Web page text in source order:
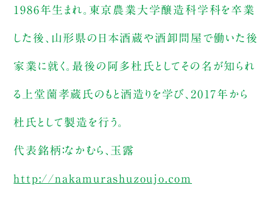
1986年生まれ。東京農業大学醸造科学科を卒業
した後、山形県の日本酒蔵や酒卸問屋で働いた後
家業に就く。最後の阿多杜氏としてその名が知られ
る上堂薗孝蔵氏のもと酒造りを学び、2017年から
杜氏として製造を行う。
代表銘柄：なかむら、玉露
http://nakamurashuzoujo.com